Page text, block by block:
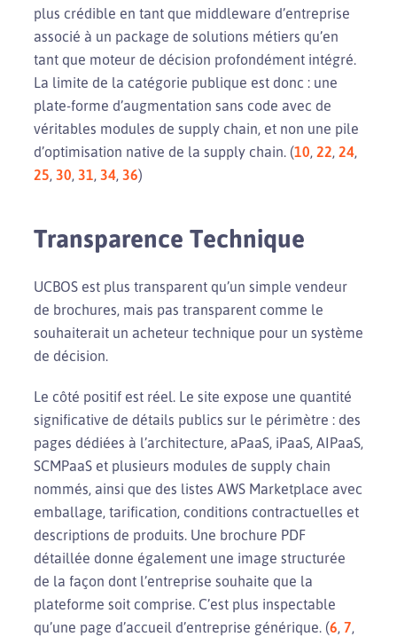
plus crédible en tant que middleware d’entreprise
associé à un package de solutions métiers qu’en
tant que moteur de décision profondément intégré.
La limite de la catégorie publique est donc : une
plate-forme d’augmentation sans code avec de
véritables modules de supply chain, et non une pile
d’optimisation native de la supply chain. (10, 22, 24,
25, 30, 31, 34, 36)
Transparence Technique
UCBOS est plus transparent qu’un simple vendeur
de brochures, mais pas transparent comme le
souhaiterait un acheteur technique pour un système
de décision.
Le côté positif est réel. Le site expose une quantité
significative de détails publics sur le périmètre : des
pages dédiées à l’architecture, aPaaS, iPaaS, AIPaaS,
SCMPaaS et plusieurs modules de supply chain
nommés, ainsi que des listes AWS Marketplace avec
emballage, tarification, conditions contractuelles et
descriptions de produits. Une brochure PDF
détaillée donne également une image structurée
de la façon dont l’entreprise souhaite que la
plateforme soit comprise. C’est plus inspectable
qu’une page d’accueil d’entreprise générique. (6, 7,